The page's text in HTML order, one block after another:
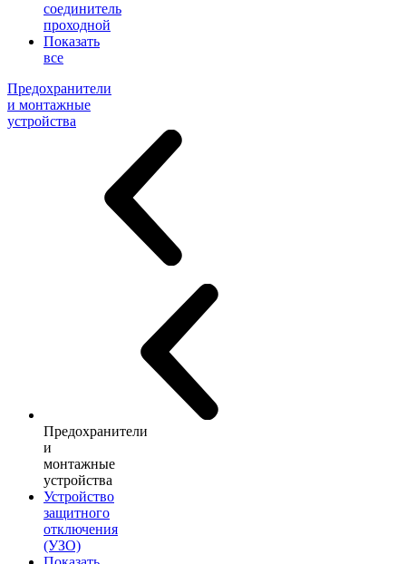
соединитель
проходной
Показать
все
Предохранители
и монтажные
устройства
Предохранители
и
монтажные
устройства
Устройство
защитного
отключения
(УЗО)